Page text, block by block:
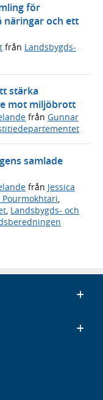
för
och ett
från Landsbygds-
stärka
mot miljöbrott
från Gunnar
samlade
från Jessica
Pourmokhtari
Landsbygds- och